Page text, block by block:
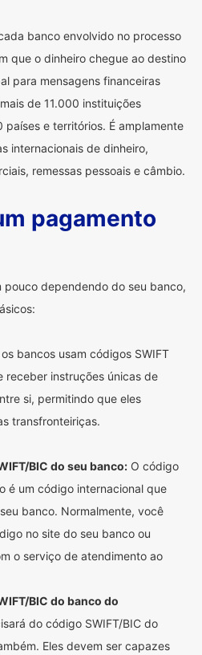
banco envolvido no processo
que o dinheiro chegue ao destino
para mensagens financeiras
de 11.000 instituições
países e territórios. É amplamente
internacionais de dinheiro,
remessas pessoais e câmbio.
pagamento
pouco dependendo do seu banco,
bancos usam códigos SWIFT
receber instruções únicas de
si, permitindo que eles
transfronteiriças.
BIC do seu banco: O código
é um código internacional que
banco. Normalmente, você
no site do seu banco ou
o serviço de atendimento ao
BIC do banco do
do código SWIFT/BIC do
Eles devem ser capazes